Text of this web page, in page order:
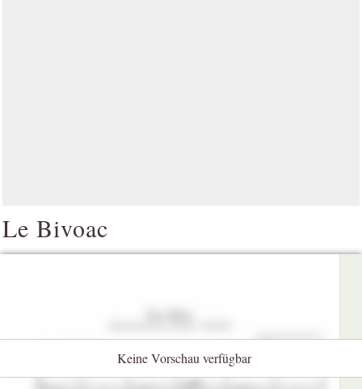
Le Bivoac
Keine Vorschau verfügbar